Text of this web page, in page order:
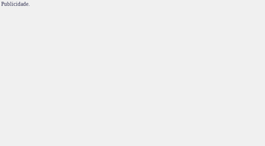
Publicidade.